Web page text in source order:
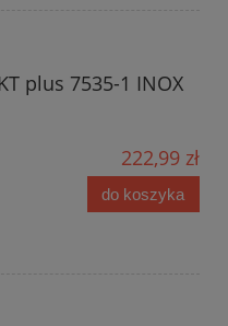
plus 7535-1 INOX
222,99 zł
do koszyka